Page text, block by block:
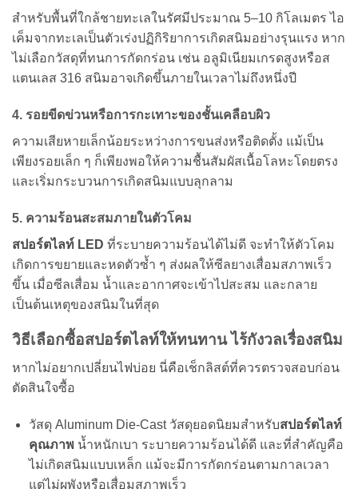
สำหรับพื้นที่ใกล้ชายทะเลในรัศมีประมาณ 5–10 กิโลเมตร ไอ
เค็มจากทะเลเป็นตัวเร่งปฏิกิริยาการเกิดสนิมอย่างรุนแรง หาก
ไม่เลือกวัสดุที่ทนการกัดกร่อน เช่น อลูมิเนียมเกรดสูงหรือส
แตนเลส 316 สนิมอาจเกิดขึ้นภายในเวลาไม่ถึงหนึ่งปี
4. รอยขีดข่วนหรือการกะเทาะของชั้นเคลือบผิว
ความเสียหายเล็กน้อยระหว่างการขนส่งหรือติดตั้ง แม้เป็น
เพียงรอยเล็ก ๆ ก็เพียงพอให้ความชื้นสัมผัสเนื้อโลหะโดยตรง
และเริ่มกระบวนการเกิดสนิมแบบลุกลาม
5. ความร้อนสะสมภายในตัวโคม
สปอร์ตไลท์ LED ที่ระบายความร้อนได้ไม่ดี จะทำให้ตัวโคม
เกิดการขยายและหดตัวซ้ำ ๆ ส่งผลให้ซีลยางเสื่อมสภาพเร็ว
ขึ้น เมื่อซีลเสื่อม น้ำและอากาศจะเข้าไปสะสม และกลาย
เป็นต้นเหตุของสนิมในที่สุด
วิธีเลือกซื้อสปอร์ตไลท์ให้ทนทาน ไร้กังวลเรื่องสนิม
หากไม่อยากเปลี่ยนไฟบ่อย นี่คือเช็กลิสต์ที่ควรตรวจสอบก่อน
ตัดสินใจซื้อ
วัสดุ Aluminum Die-Cast วัสดุยอดนิยมสำหรับสปอร์ตไลท์
คุณภาพ น้ำหนักเบา ระบายความร้อนได้ดี และที่สำคัญคือ
ไม่เกิดสนิมแบบเหล็ก แม้จะมีการกัดกร่อนตามกาลเวลา
แต่ไม่ผุพังหรือเสื่อมสภาพเร็ว